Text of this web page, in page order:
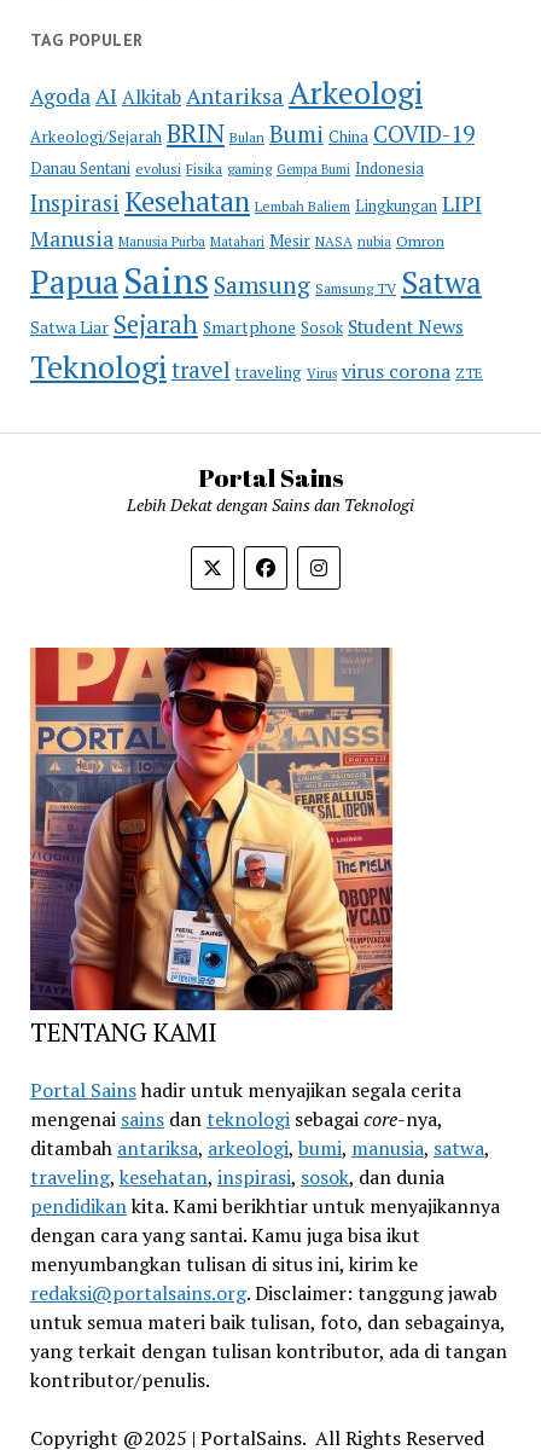
TAG POPULER
AgodaAI AlkitabAntariksa Arkeologi
Arkeologi/Sejarah BRIN Bulan Bumi China COVID-19
Danau Sentani evolusi Fisika gaming Gempa Bumi Indonesia
Inspirasi Kesehatan Lembah Baliem Lingkungan LIPI
Manusia Manusia Purba Matahari Mesir NASA nubia Omron
PapuaSains Samsung Samsung TV Satwa
Satwa Liar Sejarah Smartphone Sosok Student News
Teknologitravel traveling Virus virus corona ZTE
Portal Sains
Lebih Dekat dengan Sains dan Teknologi
TENTANG KAMI
Portal Sainshadir untuk menyajikan segala cerita
mengenai sainsdanteknologisebagaicore-nya,
ditambah antariksa, arkeologi, bumi, manusia, satwa,
traveling, kesehatan, inspirasi, sosok, dan dunia
pendidikankita. Kami berikhtiar untuk menyajikannya
dengan cara yang santai. Kamu juga bisa ikut
menyumbangkan tulisan di situs ini, kirim ke
redaksi@portalsains.org. Disclaimer: tanggung jawab
untuk semua materi baik tulisan, foto, dan sebagainya,
yang terkait dengan tulisan kontributor, ada di tangan
kontributor/penulis.
Copyright @2025 | PortalSains. All Rights Reserved